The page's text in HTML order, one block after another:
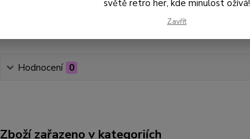
Hodnocení 0
Zboží zařazeno v kategoriích
světě retro her, kde minulost ožívá!
Zavřít